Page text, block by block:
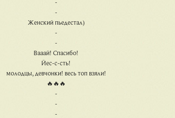
-
-
Женский пьедестал)
-
-
Вааай! Спасибо!
Йес-с-сть!
молодцы, девчонки! весь топ взяли!
🔥🔥🔥
-
-
-